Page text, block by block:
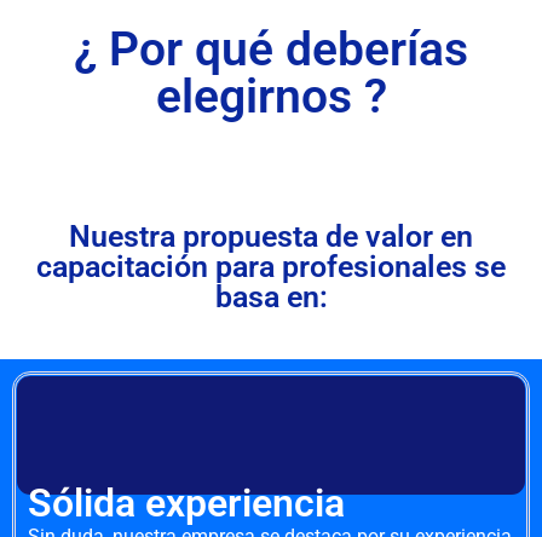
¿ Por qué deberías
elegirnos ?
Nuestra propuesta de valor en
capacitación para profesionales se
basa en:
Sólida experiencia